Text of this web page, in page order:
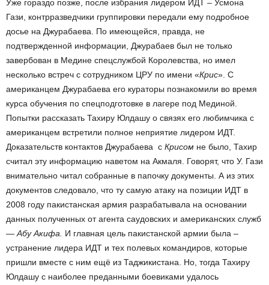
Уже гораздо позже, после избрания лидером ИДТ – Усмона
Гази, контрразведчики группировки передали ему подробное
досье на Джурабаева. По имеющейся, правда, не
подтвержденной информации, Джурабаев был не только
завербован в Медине спецслужбой Королевства, но имел
несколько встреч с сотрудником ЦРУ по имени «Крис». С
американцем Джурабаева его кураторы познакомили во время
курса обучения по спецподготовке в лагере под Мединой.
Попытки рассказать Тахиру Юлдашу о связях его любимчика с
американцем встретили полное неприятие лидером ИДТ.
Доказательств контактов Джурабаева с Крисом не было, Тахир
считал эту информацию наветом на Акмаля. Говорят, что У. Гази
внимательно читал собранные в папочку документы. А из этих
документов следовало, что ту самую атаку на позиции ИДТ в
2008 году пакистанская армия разрабатывала на основании
данных полученных от агента саудовских и американских служб
— Абу Акифа. И главная цель пакистанской армии была –
устранение лидера ИДТ и тех полевых командиров, которые
пришли вместе с ним ещё из Таджикистана. Но, тогда Тахиру
Юлдашу с наиболее преданными боевиками удалось